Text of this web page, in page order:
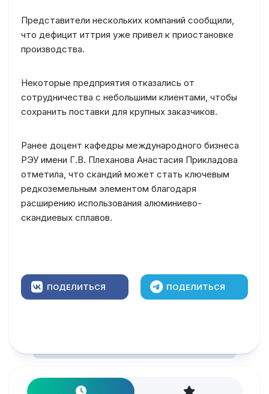
Представители нескольких компаний сообщили,
что дефицит иттрия уже привел к приостановке
производства.
Некоторые предприятия отказались от
сотрудничества с небольшими клиентами, чтобы
сохранить поставки для крупных заказчиков.
Ранее доцент кафедры международного бизнеса
РЭУ имени Г.В. Плеханова Анастасия Прикладова
отметила, что скандий может стать ключевым
редкоземельным элементом благодаря
расширению использования алюминиево-
скандиевых сплавов.
ПОДЕЛИТЬСЯ ПОДЕЛИТЬСЯ